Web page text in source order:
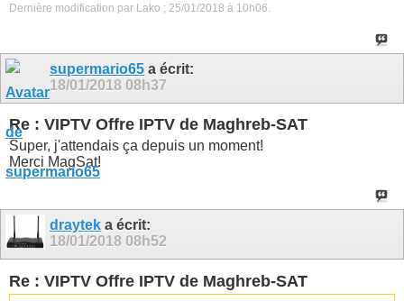
Dernière modification par Lako ; 25/01/2018 à 10h06.
supermario65 a écrit:
18/01/2018 08h37
Re : VIPTV Offre IPTV de Maghreb-SAT
Super, j'attendais ça depuis un moment!
Merci MagSat!
draytek a écrit:
18/01/2018 08h52
Re : VIPTV Offre IPTV de Maghreb-SAT